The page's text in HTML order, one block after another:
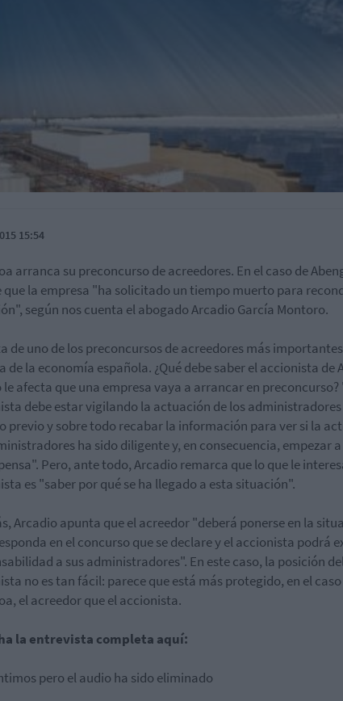
15:54
arranca su preconcurso de acreedores. En el caso de
que la empresa "ha solicitado un tiempo muerto para
según nos cuenta el abogado Arcadio García Montoro.
de uno de los preconcursos de acreedores más
de la economía española. ¿Qué debe saber el accionista de
le afecta que una empresa vaya a arrancar en preconcurso?
debe estar vigilando la actuación de los administradores
previo y sobre todo recabar la información para ver si la
ha sido diligente y, en consecuencia, empezar
Pero, ante todo, Arcadio remarca que lo que le
es "saber por qué se ha llegado a esta situación".
Arcadio apunta que el acreedor "deberá ponerse en la
en el concurso que se declare y el accionista podrá
a sus administradores". En este caso, la posición
no es tan fácil: parece que está más protegido, en el
el acreedor que el accionista.
la entrevista completa aquí:
pero el audio ha sido eliminado